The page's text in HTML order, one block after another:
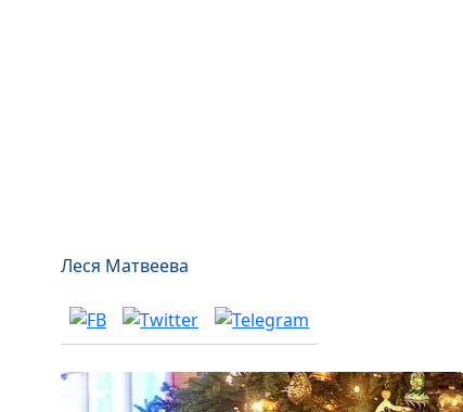
Леся Матвеева